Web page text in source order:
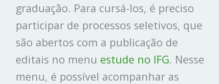
graduação. Para cursá-los, é preciso
participar de processos seletivos, que
são abertos com a publicação de
editais no menu estude no IFG. Nesse
menu, é possível acompanhar as